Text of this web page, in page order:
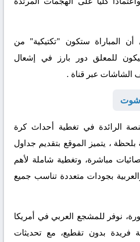
أن المباراة ستكون "تكتيكية" من
للمعلق دور بارز في إشعال
الشاشات عبر قناة .
شوت
الرائدة في تغطية أحداث كرة
بلحظة ، يتميز الموقع بتقديم جداول
مباشرة، وتغطية شاملة لأهم
بجودات متعددة تناسب جميع
نوفر للمشجع العربي في أمريكا
فريدة بدون تقطيع، مع تحديثات